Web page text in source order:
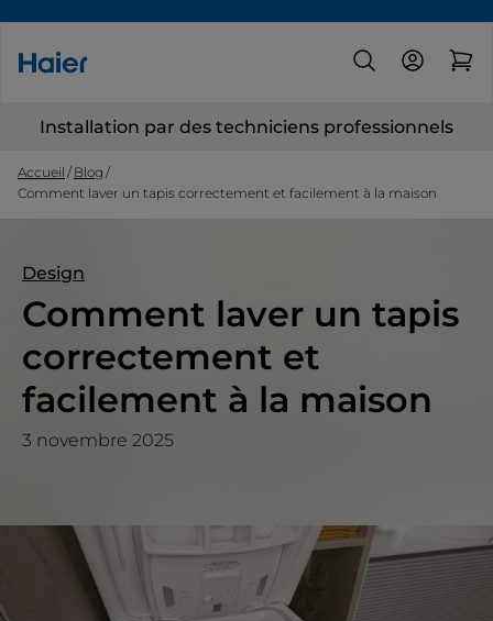
Installation par des techniciens professionnels
Accueil
Blog
Comment laver un tapis correctement et facilement à la maison
Design
Comment laver un tapis
correctement et
facilement à la maison
3 novembre 2025